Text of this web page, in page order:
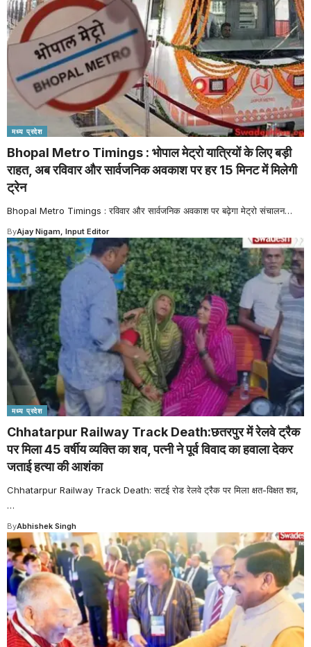
मध्य प्रदेश
Bhopal Metro Timings : भोपाल मेट्रो यात्रियों के लिए बड़ी
राहत, अब रविवार और सार्वजनिक अवकाश पर हर 15 मिनट में मिलेगी
ट्रेन
Bhopal Metro Timings : रविवार और सार्वजनिक अवकाश पर बढ़ेगा मेट्रो संचालन…
ByAjay Nigam, Input Editor
मध्य प्रदेश
Chhatarpur Railway Track Death:छतरपुर में रेलवे ट्रैक
पर मिला 45 वर्षीय व्यक्ति का शव, पत्नी ने पूर्व विवाद का हवाला देकर
जताई हत्या की आशंका
Chhatarpur Railway Track Death: सटई रोड रेलवे ट्रैक पर मिला क्षत-विक्षत शव,
…
ByAbhishek Singh